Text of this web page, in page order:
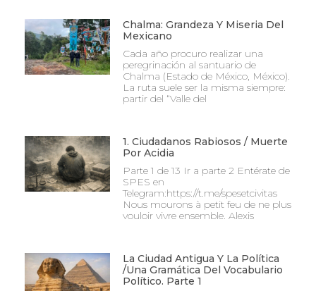
Chalma: Grandeza Y Miseria Del
Mexicano
Cada año procuro realizar una
peregrinación al santuario de
Chalma (Estado de México, México).
La ruta suele ser la misma siempre:
partir del “Valle del
1. Ciudadanos Rabiosos / Muerte
Por Acidia
Parte 1 de 13 Ir a parte 2 Entérate de
SPES en
Telegram:https://t.me/spesetcivitas
Nous mourons à petit feu de ne plus
vouloir vivre ensemble. Alexis
La Ciudad Antigua Y La Política
/Una Gramática Del Vocabulario
Político. Parte 1